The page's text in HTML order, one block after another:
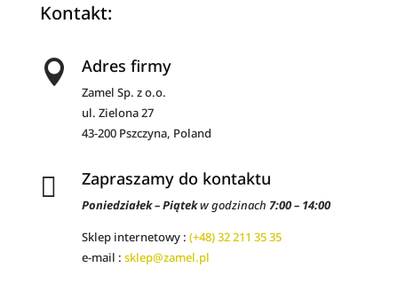
Kontakt:
 Adres firmy
Zamel Sp. z o.o.
ul. Zielona 27
43-200 Pszczyna, Poland
 Zapraszamy do kontaktu
Poniedziałek – Piątekw godzinach 7:00 – 14:00
Sklep internetowy : (+48) 32 211 35 35
e-mail : sklep@zamel.pl